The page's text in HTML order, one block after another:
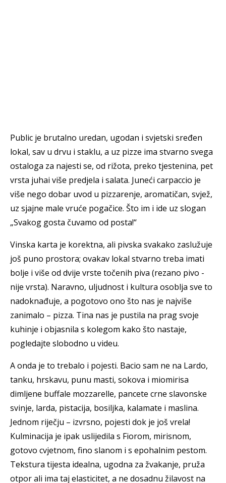
Public je brutalno uredan, ugodan i svjetski sređen
lokal, sav u drvu i staklu, a uz pizze ima stvarno svega
ostaloga za najesti se, od rižota, preko tjestenina, pet
vrsta juhai više predjela i salata. Juneći carpaccio je
više nego dobar uvod u pizzarenje, aromatičan, svjež,
uz sjajne male vruće pogačice. Što im i ide uz slogan
„Svakog gosta čuvamo od posta!“
Vinska karta je korektna, ali pivska svakako zaslužuje
još puno prostora; ovakav lokal stvarno treba imati
bolje i više od dvije vrste točenih piva (rezano pivo -
nije vrsta). Naravno, uljudnost i kultura osoblja sve to
nadoknađuje, a pogotovo ono što nas je najviše
zanimalo – pizza. Tina nas je pustila na prag svoje
kuhinje i objasnila s kolegom kako što nastaje,
pogledajte slobodno u videu.
A onda je to trebalo i pojesti. Bacio sam ne na Lardo,
tanku, hrskavu, punu masti, sokova i miomirisa
dimljene buffale mozzarelle, pancete crne slavonske
svinje, larda, pistacija, bosiljka, kalamate i maslina.
Jednom riječju – izvrsno, pojesti dok je još vrela!
Kulminacija je ipak uslijedila s Fiorom, mirisnom,
gotovo cvjetnom, fino slanom i s epohalnim pestom.
Tekstura tijesta idealna, ugodna za žvakanje, pruža
otpor ali ima taj elasticitet, a ne dosadnu žilavost na